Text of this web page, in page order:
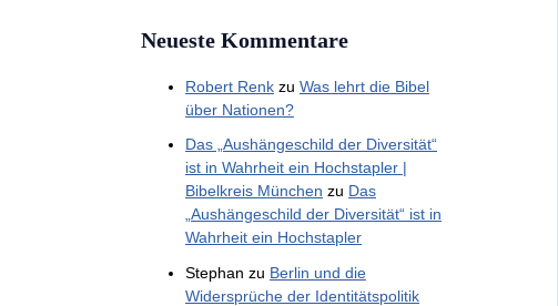
Neueste Kommentare
Robert Renk zu Was lehrt die Bibel
über Nationen?
Das „Aushängeschild der Diversität“
ist in Wahrheit ein Hochstapler |
Bibelkreis München zu Das
„Aushängeschild der Diversität“ ist in
Wahrheit ein Hochstapler
Stephan zu Berlin und die
Widersprüche der Identitätspolitik